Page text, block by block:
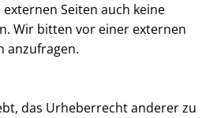
Seiten auch keine
Wir bitten vor einer externen
anzufragen.
das Urheberrecht anderer zu